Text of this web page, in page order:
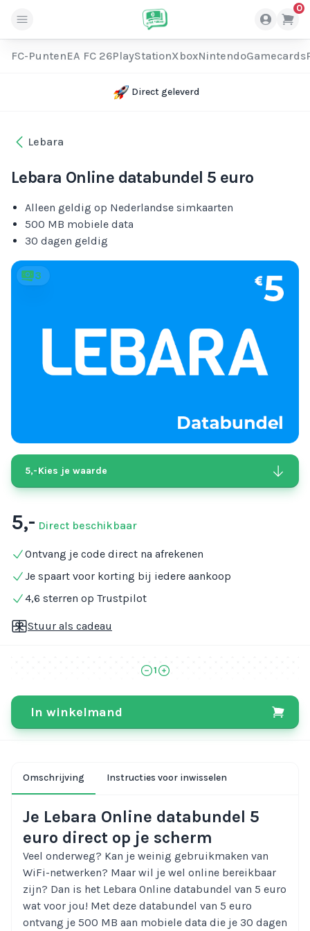
0
FC-PuntenEA FC 26PlayStationXboxNintendoGamecards
Direct geleverd
Lebara
Lebara Online databundel 5 euro
Alleen geldig op Nederlandse simkaarten
500 MB mobiele data
30 dagen geldig
3
5,-Kies je waarde
5,- Direct beschikbaar
Ontvang je code direct na afrekenen
Je spaart voor korting bij iedere aankoop
4,6 sterren op Trustpilot
Stuur als cadeau
1
In winkelmand
Omschrijving Instructies voor inwisselen
Je Lebara Online databundel 5
euro direct op je scherm
Veel onderweg? Kan je weinig gebruikmaken van
WiFi-netwerken? Maar wil je wel online bereikbaar
zijn? Dan is het Lebara Online databundel van 5 euro
wat voor jou! Met deze databundel van 5 euro
ontvang je 500 MB aan mobiele data die je 30 dagen